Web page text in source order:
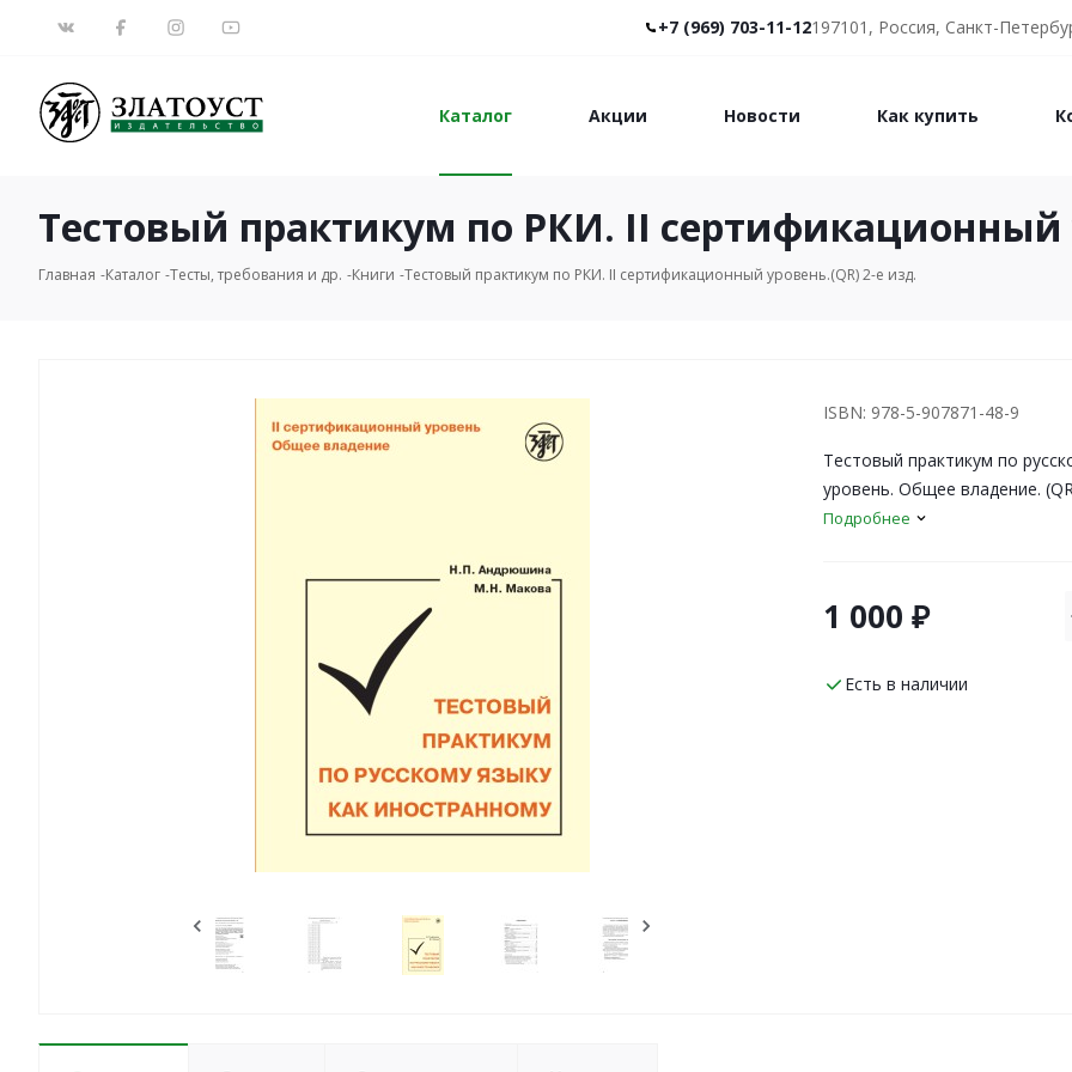
+7 (969) 703-11-12197101, Россия, Санкт-
Каталог Акции Новости Как купить
Тестовый практикум по РКИ. II сертификационный
Главная Каталог Тесты, требования и др. Книги Тестовый практикум по РКИ. II сертификационный уровень.(QR) 2-е изд.
ISBN: 978-5-907871-48-9
Тестовый практикум по
уровень. Общее владение.
Подробнее
1 000 ₽
Есть в наличии